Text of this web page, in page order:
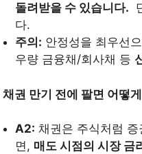
돌려받을 수 있습니다.
다.
주의: 안정성을 최우선
우량 금융채/회사채 등
권 만기 전에 팔면 어떻
A2: 채권은 주식처럼
면, 매도 시점의 시장 금